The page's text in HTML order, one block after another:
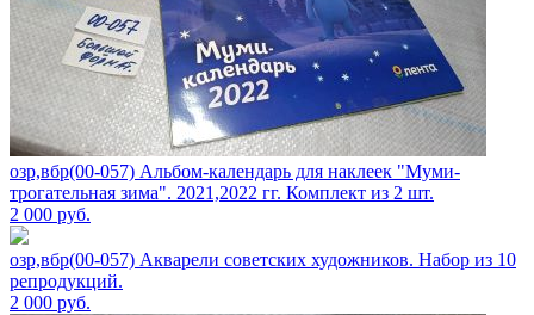
озр,вбр(00-057) Альбом-календарь для наклеек "Муми-
трогательная зима". 2021,2022 гг. Комплект из 2 шт.
2 000 руб.
озр,вбр(00-057) Акварели советских художников. Набор из 10
репродукций.
2 000 руб.